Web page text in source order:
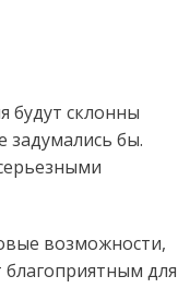
будут склонны
задумались бы.
возможности,
для